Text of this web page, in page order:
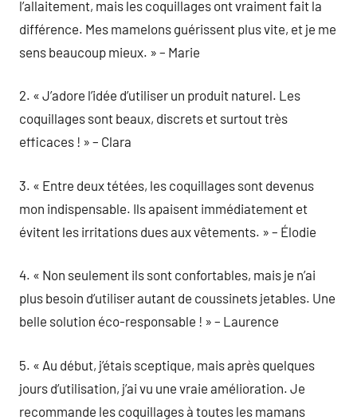
l’allaitement, mais les coquillages ont vraiment fait la
différence. Mes mamelons guérissent plus vite, et je me
sens beaucoup mieux. » – Marie
2. « J’adore l’idée d’utiliser un produit naturel. Les
coquillages sont beaux, discrets et surtout très
efficaces ! » – Clara
3. « Entre deux tétées, les coquillages sont devenus
mon indispensable. Ils apaisent immédiatement et
évitent les irritations dues aux vêtements. » – Élodie
4. « Non seulement ils sont confortables, mais je n’ai
plus besoin d’utiliser autant de coussinets jetables. Une
belle solution éco-responsable ! » – Laurence
5. « Au début, j’étais sceptique, mais après quelques
jours d’utilisation, j’ai vu une vraie amélioration. Je
recommande les coquillages à toutes les mamans